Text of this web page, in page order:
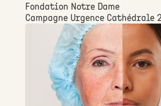
Fondation Notre Dame
Campagne Urgence Cathédrale